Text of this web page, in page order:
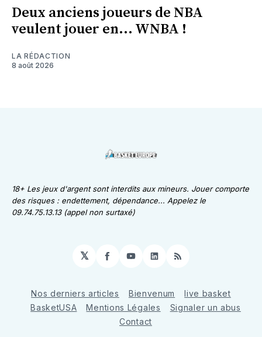
Deux anciens joueurs de NBA
veulent jouer en... WNBA !
LA RÉDACTION
8 août 2026
18+ Les jeux d'argent sont interdits aux mineurs. Jouer comporte
des risques : endettement, dépendance... Appelez le
09.74.75.13.13 (appel non surtaxé)
𝕏 Facebook
YouTube
LinkedIn
RSS
Nos derniers articles Bienvenum
live basket
BasketUSA
Mentions Légales
Signaler un abus
Contact